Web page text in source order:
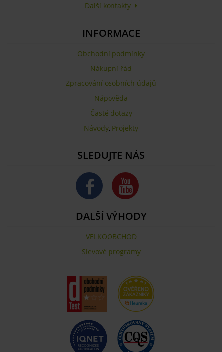
Další kontakty
INFORMACE
Obchodní podmínky
Nákupní řád
Zpracování osobních údajů
Nápověda
Časté dotazy
Návody, Projekty
SLEDUJTE NÁS
DALŠÍ VÝHODY
VELKOOBCHOD
Slevové programy